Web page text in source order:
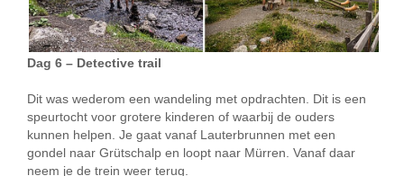
Dag 6 – Detective trail
Dit was wederom een wandeling met opdrachten. Dit is een
speurtocht voor grotere kinderen of waarbij de ouders
kunnen helpen. Je gaat vanaf Lauterbrunnen met een
gondel naar Grütschalp en loopt naar Mürren. Vanaf daar
neem je de trein weer terug.